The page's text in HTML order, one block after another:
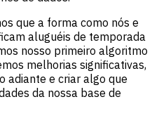
que a forma como nós e
aluguéis de temporada
nosso primeiro algoritmo
melhorias significativas,
adiante e criar algo que
da nossa base de